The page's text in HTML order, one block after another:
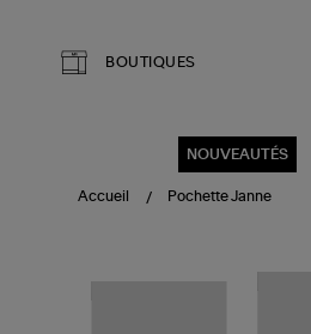
BOUTIQUES
NOUVEAUTÉS
Accueil Pochette Janne